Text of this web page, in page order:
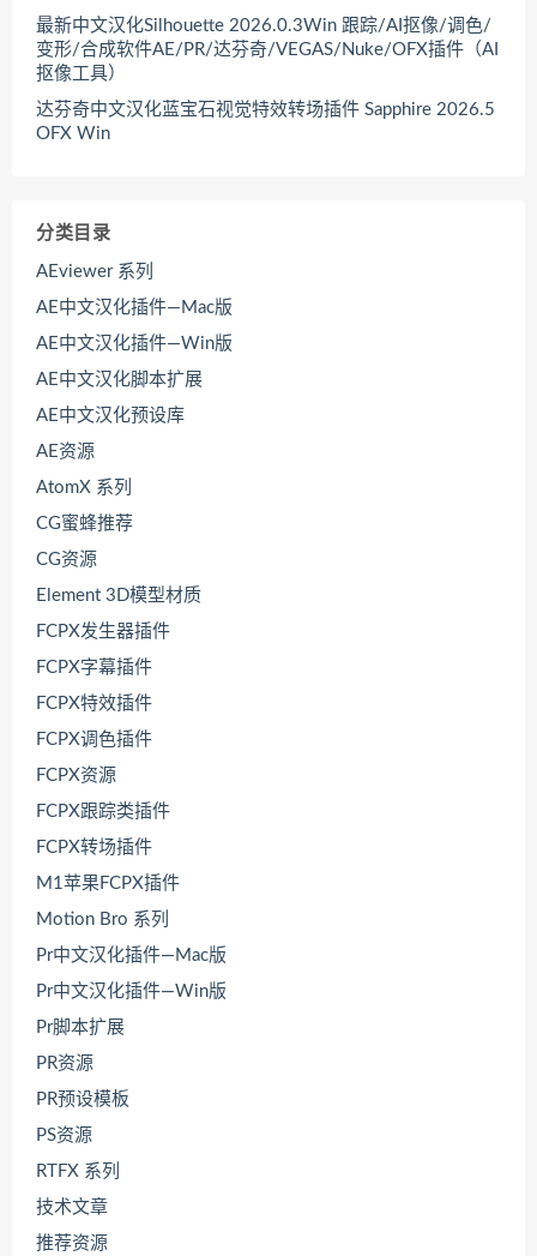
最新中文汉化Silhouette 2026.0.3Win 跟踪/AI抠像/调色/
变形/合成软件AE/PR/达芬奇/VEGAS/Nuke/OFX插件（AI
抠像工具）
达芬奇中文汉化蓝宝石视觉特效转场插件 Sapphire 2026.5
OFX Win
分类目录
AEviewer 系列
AE中文汉化插件—Mac版
AE中文汉化插件—Win版
AE中文汉化脚本扩展
AE中文汉化预设库
AE资源
AtomX 系列
CG蜜蜂推荐
CG资源
Element 3D模型材质
FCPX发生器插件
FCPX字幕插件
FCPX特效插件
FCPX调色插件
FCPX资源
FCPX跟踪类插件
FCPX转场插件
M1苹果FCPX插件
Motion Bro 系列
Pr中文汉化插件—Mac版
Pr中文汉化插件—Win版
Pr脚本扩展
PR资源
PR预设模板
PS资源
RTFX 系列
技术文章
推荐资源